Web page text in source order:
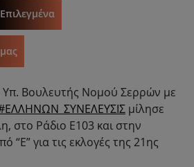
Επιλεγμένα
Υπ. Βουλευτής Νομού Σερρών με
μίλησε
στο Ράδιο Ε103 και στην
“Ε” για τις εκλογές της 21ης